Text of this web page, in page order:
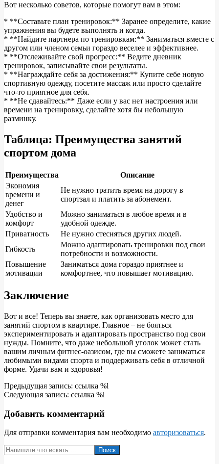
Вот несколько советов, которые помогут вам в этом:
* **Составьте план тренировок:** Заранее определите, какие
упражнения вы будете выполнять и когда.
* **Найдите партнера по тренировкам:** Заниматься вместе с
другом или членом семьи гораздо веселее и эффективнее.
* **Отслеживайте свой прогресс:** Ведите дневник
тренировок, записывайте свои результаты.
* **Награждайте себя за достижения:** Купите себе новую
спортивную одежду, посетите массаж или просто сделайте
что-то приятное для себя.
* **Не сдавайтесь:** Даже если у вас нет настроения или
времени на тренировку, сделайте хотя бы небольшую
разминку.
Таблица: Преимущества занятий
спортом дома
Преимущества
Описание
Экономия
времени и
денег
Не нужно тратить время на дорогу в
спортзал и платить за абонемент.
Удобство и
комфорт
Можно заниматься в любое время и в
удобной одежде.
Приватность
Не нужно стесняться других людей.
Гибкость
Можно адаптировать тренировки под свои
потребности и возможности.
Повышение
мотивации
Заниматься дома гораздо приятнее и
комфортнее, что повышает мотивацию.
Заключение
Вот и все! Теперь вы знаете, как организовать место для
занятий спортом в квартире. Главное – не бояться
экспериментировать и адаптировать пространство под свои
нужды. Помните, что даже небольшой уголок может стать
вашим личным фитнес-оазисом, где вы сможете заниматься
любимыми видами спорта и поддерживать себя в отличной
форме. Удачи вам и здоровья!
2025-
04-
Предыдущая запись: ссылка %l
Следующая запись: ссылка %l
Добавить комментарий
Для отправки комментария вам необходимо авторизоваться.
Поиск